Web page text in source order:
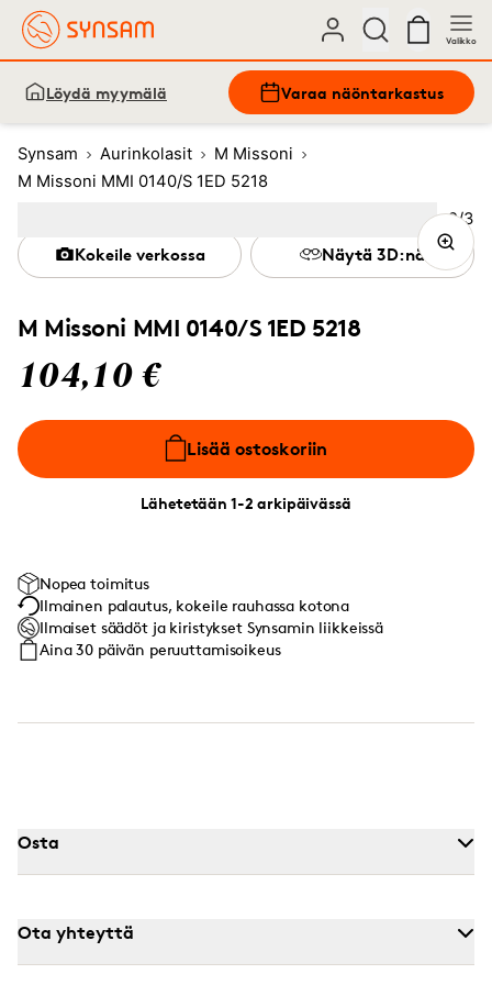
Valikko
Löydä myymälä Varaa näöntarkastus
Synsam Aurinkolasit
M Missoni
M Missoni MMI 0140/S 1ED 5218
M Missoni MMI 0140/S 1ED 5218
104,10 €
Lisää ostoskoriin
Lähetetään 1-2 arkipäivässä
Kokeile verkossa Näytä 3D:nä
Nopea toimitus
Ilmainen palautus, kokeile rauhassa kotona
Ilmaiset säädöt ja kiristykset Synsamin liikkeissä
Aina 30 päivän peruuttamisoikeus
Kuva
2/3
3
Osta
Ota yhteyttä